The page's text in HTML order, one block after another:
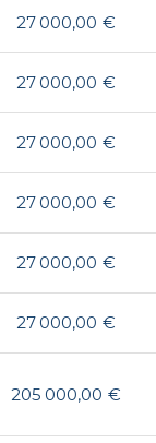
27 000,00 €
27 000,00 €
27 000,00 €
27 000,00 €
27 000,00 €
27 000,00 €
205 000,00 €